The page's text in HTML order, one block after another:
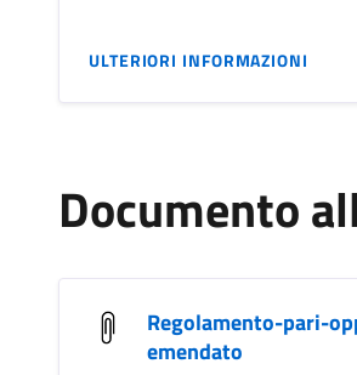
ULTERIORI INFORMAZIONI
Documento
Regolamento-pari-
emendato